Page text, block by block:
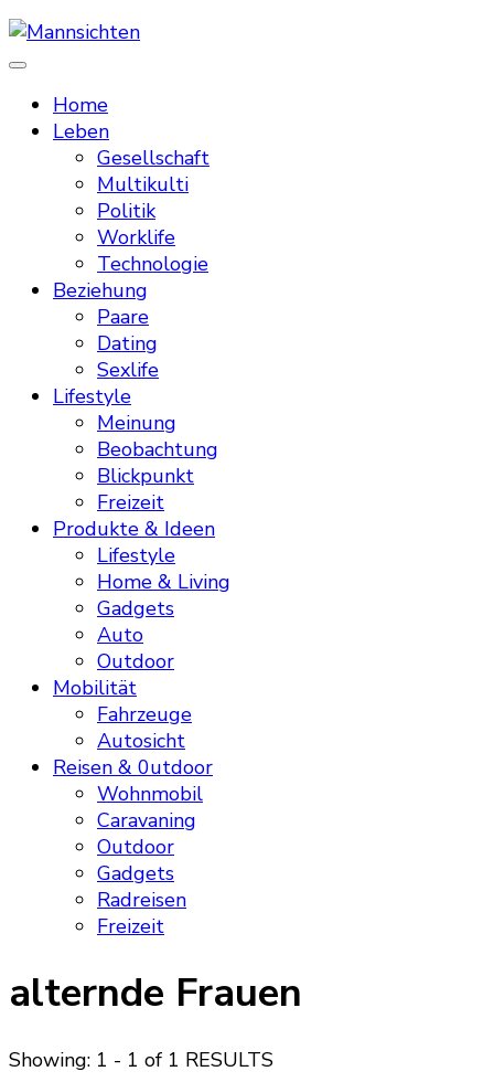
Mannsichten
Home
Leben
Gesellschaft
Multikulti
Politik
Worklife
Technologie
Beziehung
Paare
Dating
Sexlife
Lifestyle
Meinung
Beobachtung
Blickpunkt
Freizeit
Produkte & Ideen
Lifestyle
Home & Living
Gadgets
Auto
Outdoor
Mobilität
Fahrzeuge
Autosicht
Reisen & 0utdoor
Wohnmobil
Caravaning
Outdoor
Gadgets
Radreisen
Freizeit
alternde Frauen
Showing: 1 - 1 of 1 RESULTS